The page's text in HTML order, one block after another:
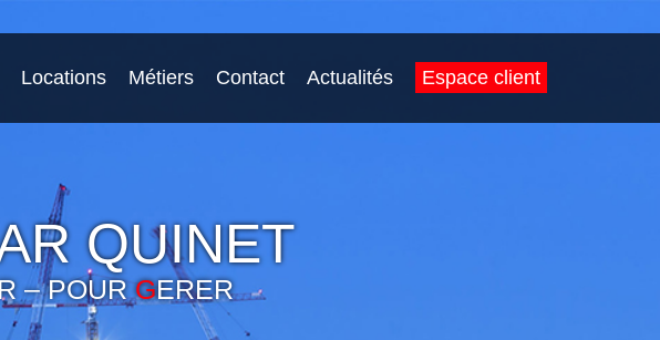
Locations Métiers Contact Actualités Espace client
QUINET
– POURGERER